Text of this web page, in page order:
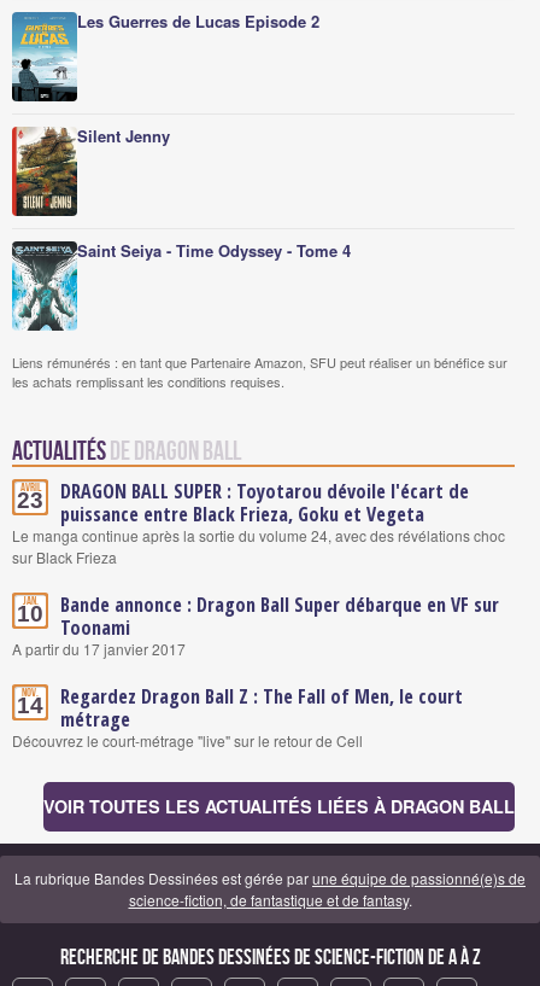
Les Guerres de Lucas Episode 2
Silent Jenny
Saint Seiya - Time Odyssey - Tome 4
Liens rémunérés : en tant que Partenaire Amazon, SFU peut réaliser un bénéfice sur
les achats remplissant les conditions requises.
Actualitésde Dragon Ball
Avril
23
DRAGON BALL SUPER : Toyotarou dévoile l'écart de
puissance entre Black Frieza, Goku et Vegeta
Le manga continue après la sortie du volume 24, avec des révélations choc
sur Black Frieza
Jan.
10
Bande annonce : Dragon Ball Super débarque en VF sur
Toonami
A partir du 17 janvier 2017
Nov.
14
Regardez Dragon Ball Z : The Fall of Men, le court
métrage
Découvrez le court-métrage "live" sur le retour de Cell
VOIR TOUTES LES ACTUALITÉS LIÉES À DRAGON BALL
La rubrique Bandes Dessinées est gérée parune équipe de passionné(e)s de
science-fiction, de fantastique et de fantasy.
Recherche de Bandes Dessinées de science-fiction de A à Z